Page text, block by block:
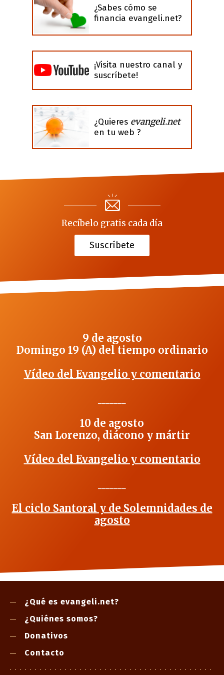
¿Sabes cómo se
financia evangeli.net?
¡Visita nuestro canal y
suscríbete!
¿Quieres evangeli.net
en tu web ?
Recíbelo gratis cada día
Suscríbete
9 de agosto
Domingo 19 (A) del tiempo ordinario
Vídeo del Evangelio y comentario
10 de agosto
San Lorenzo, diácono y mártir
Vídeo del Evangelio y comentario
El ciclo Santoral y de Solemnidades de
agosto
¿Qué es evangeli.net?
¿Quiénes somos?
Donativos
Contacto